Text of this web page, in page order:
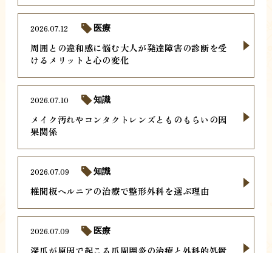
周囲との違和感に悩む大人が発達障害の診断を受
けるメリットと心の変化
2026.07.12 医療
メイク汚れやコンタクトレンズとものもらいの因
果関係
2026.07.10 知識
椎間板ヘルニアの治療で整形外科を選ぶ理由
2026.07.09 知識
深爪が原因で起こる爪周囲炎の治療と外科的処置
2026.07.09 医療